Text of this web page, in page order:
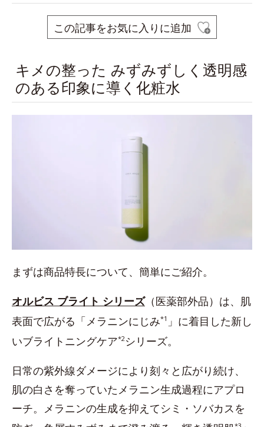
この記事をお気に入りに追加
キメの整った みずみずしく透明感
のある印象に導く化粧水
まずは商品特長について、簡単にご紹介。
オルビス ブライト シリーズ（医薬部外品）は、肌
表面で広がる「メラニンにじみ*1 」に着目した新し
いブライトニングケア*2 シリーズ。
日常の紫外線ダメージにより刻々と広がり続け、
肌の白さを奪っていたメラニン生成過程にアプロ
ーチ。メラニンの生成を抑えてシミ・ソバカスを